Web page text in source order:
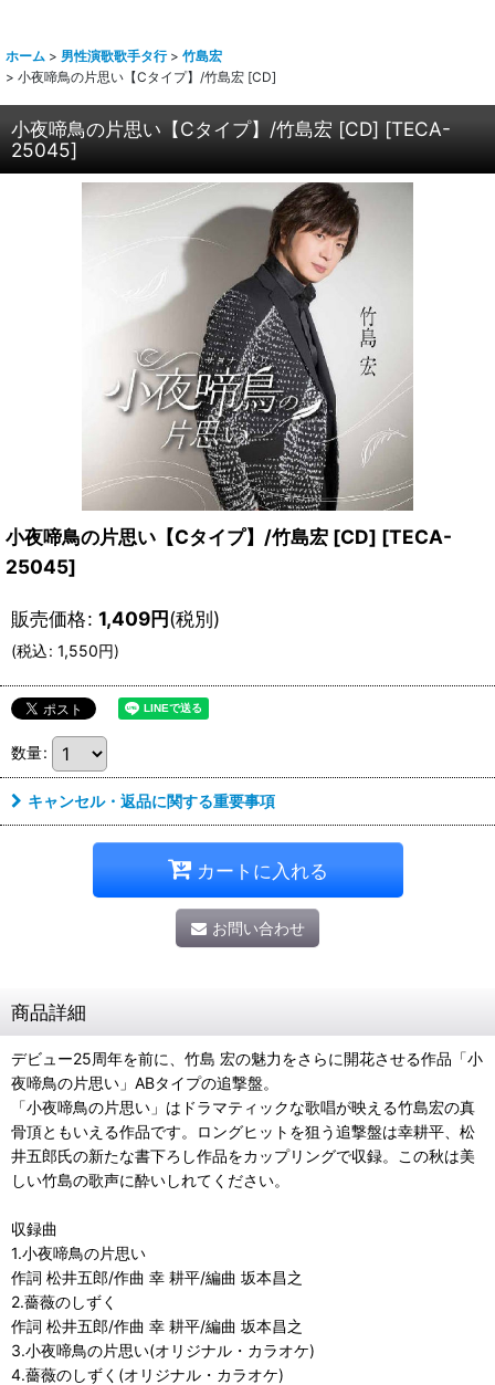
ホーム > 男性演歌歌手タ行 > 竹島宏
> 小夜啼鳥の片思い【Cタイプ】/竹島宏 [CD]
小夜啼鳥の片思い【Cタイプ】/竹島宏 [CD] [TECA-
25045]
小夜啼鳥の片思い【Cタイプ】/竹島宏 [CD] [TECA-
25045]
販売価格: 1,409円(税別)
(税込: 1,550円)
数量:
キャンセル・返品に関する重要事項
カートに入れる
お問い合わせ
商品詳細
デビュー25周年を前に、竹島 宏の魅力をさらに開花させる作品「小
夜啼鳥の片思い」ABタイプの追撃盤。
「小夜啼鳥の片思い」はドラマティックな歌唱が映える竹島宏の真
骨頂ともいえる作品です。ロングヒットを狙う追撃盤は幸耕平、松
井五郎氏の新たな書下ろし作品をカップリングで収録。この秋は美
しい竹島の歌声に酔いしれてください。
収録曲
1.小夜啼鳥の片思い
作詞 松井五郎/作曲 幸 耕平/編曲 坂本昌之
2.薔薇のしずく
作詞 松井五郎/作曲 幸 耕平/編曲 坂本昌之
3.小夜啼鳥の片思い(オリジナル・カラオケ)
4.薔薇のしずく(オリジナル・カラオケ)